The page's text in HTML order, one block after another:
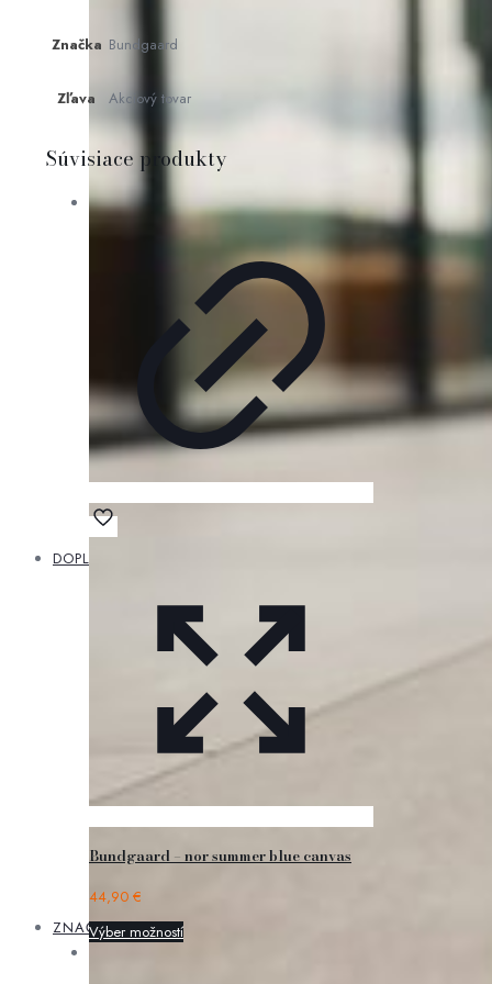
DOPLNKY
Doplnky
Starostlivosť
o obuv
Ponožky
Tašky
Ozdoby
ZNAČKY
Značka Bundgaard
Zľava Akciový tovar
Súvisiace produkty
Bundgaard – nor summer blue canvas
44,90 €
Výber možností